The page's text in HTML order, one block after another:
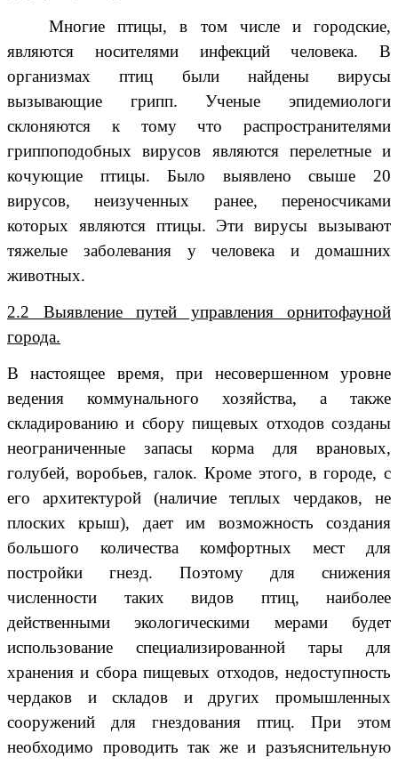
Многие птицы, в том числе и городские,
являются носителями инфекций человека. В
организмах птиц были найдены вирусы
вызывающие грипп. Ученые эпидемиологи
склоняются к тому что распространителями
гриппоподобных вирусов являются перелетные и
кочующие птицы. Было выявлено свыше 20
вирусов, неизученных ранее, переносчиками
которых являются птицы. Эти вирусы вызывают
тяжелые заболевания у человека и домашних
животных.
2.2 Выявление путей управления орнитофауной
города.
В настоящее время, при несовершенном уровне
ведения коммунального хозяйства, а также
складированию и сбору пищевых отходов созданы
неограниченные запасы корма для врановых,
голубей, воробьев, галок. Кроме этого, в городе, с
его архитектурой (наличие теплых чердаков, не
плоских крыш), дает им возможность создания
большого количества комфортных мест для
постройки гнезд. Поэтому для снижения
численности таких видов птиц, наиболее
действенными экологическими мерами будет
использование специализированной тары для
хранения и сбора пищевых отходов, недоступность
чердаков и складов и других промышленных
сооружений для гнездования птиц. При этом
необходимо проводить так же и разъяснительную